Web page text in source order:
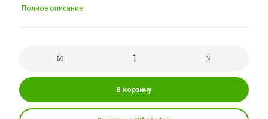
Полное описание
В корзину